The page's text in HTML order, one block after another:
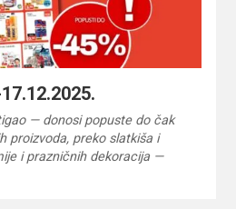
— donosi popuste do čak
proizvoda, preko slatkiša i
i prazničnih dekoracija —